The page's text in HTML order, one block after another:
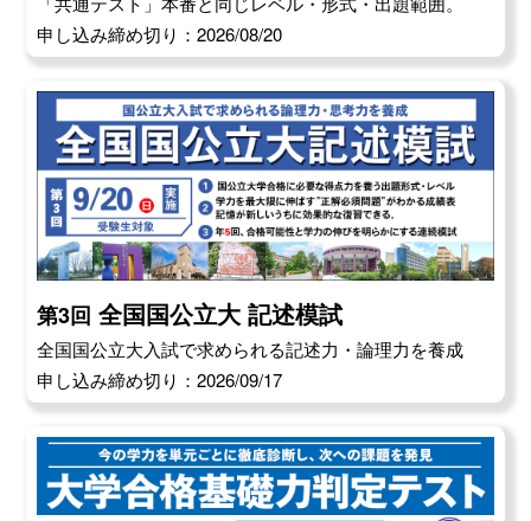
申し込み締め切り：2026/08/20
第3回 全国国公立大 記述模試
全国国公立大入試で求められる記述力・論理力を養成
申し込み締め切り：2026/09/17